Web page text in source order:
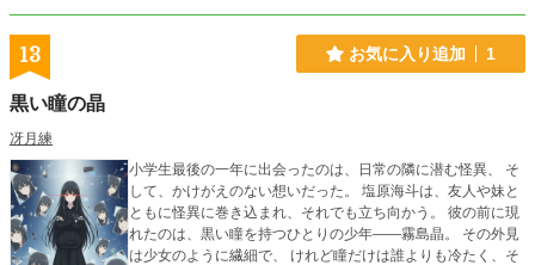
13 お気に入り追加 1
黒い瞳の晶
冴月練
小学生最後の一年に出会ったのは、日常の隣に潜む怪異、 そ
して、かけがえのない想いだった。 塩原海斗は、友人や妹と
ともに怪異に巻き込まれ、それでも立ち向かう。 彼の前に現
れたのは、黒い瞳を持つひとりの少年――霧島晶。 その外見
は少女のように繊細で、 けれど瞳だけは誰よりも冷たく、そ